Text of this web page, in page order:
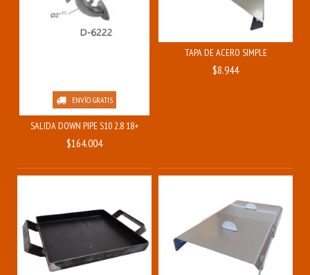
ENVÍO GRATIS
SALIDA DOWN PIPE S10 2.8 18+
$164.004
TAPA DE ACERO SIMPLE
$8.944